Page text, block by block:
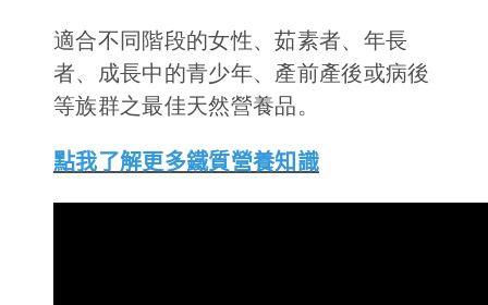
適合不同階段的女性、茹素者、年長
者、成長中的青少年、產前產後或病後
等族群之最佳天然營養品。
點我了解更多鐵質營養知識
登入